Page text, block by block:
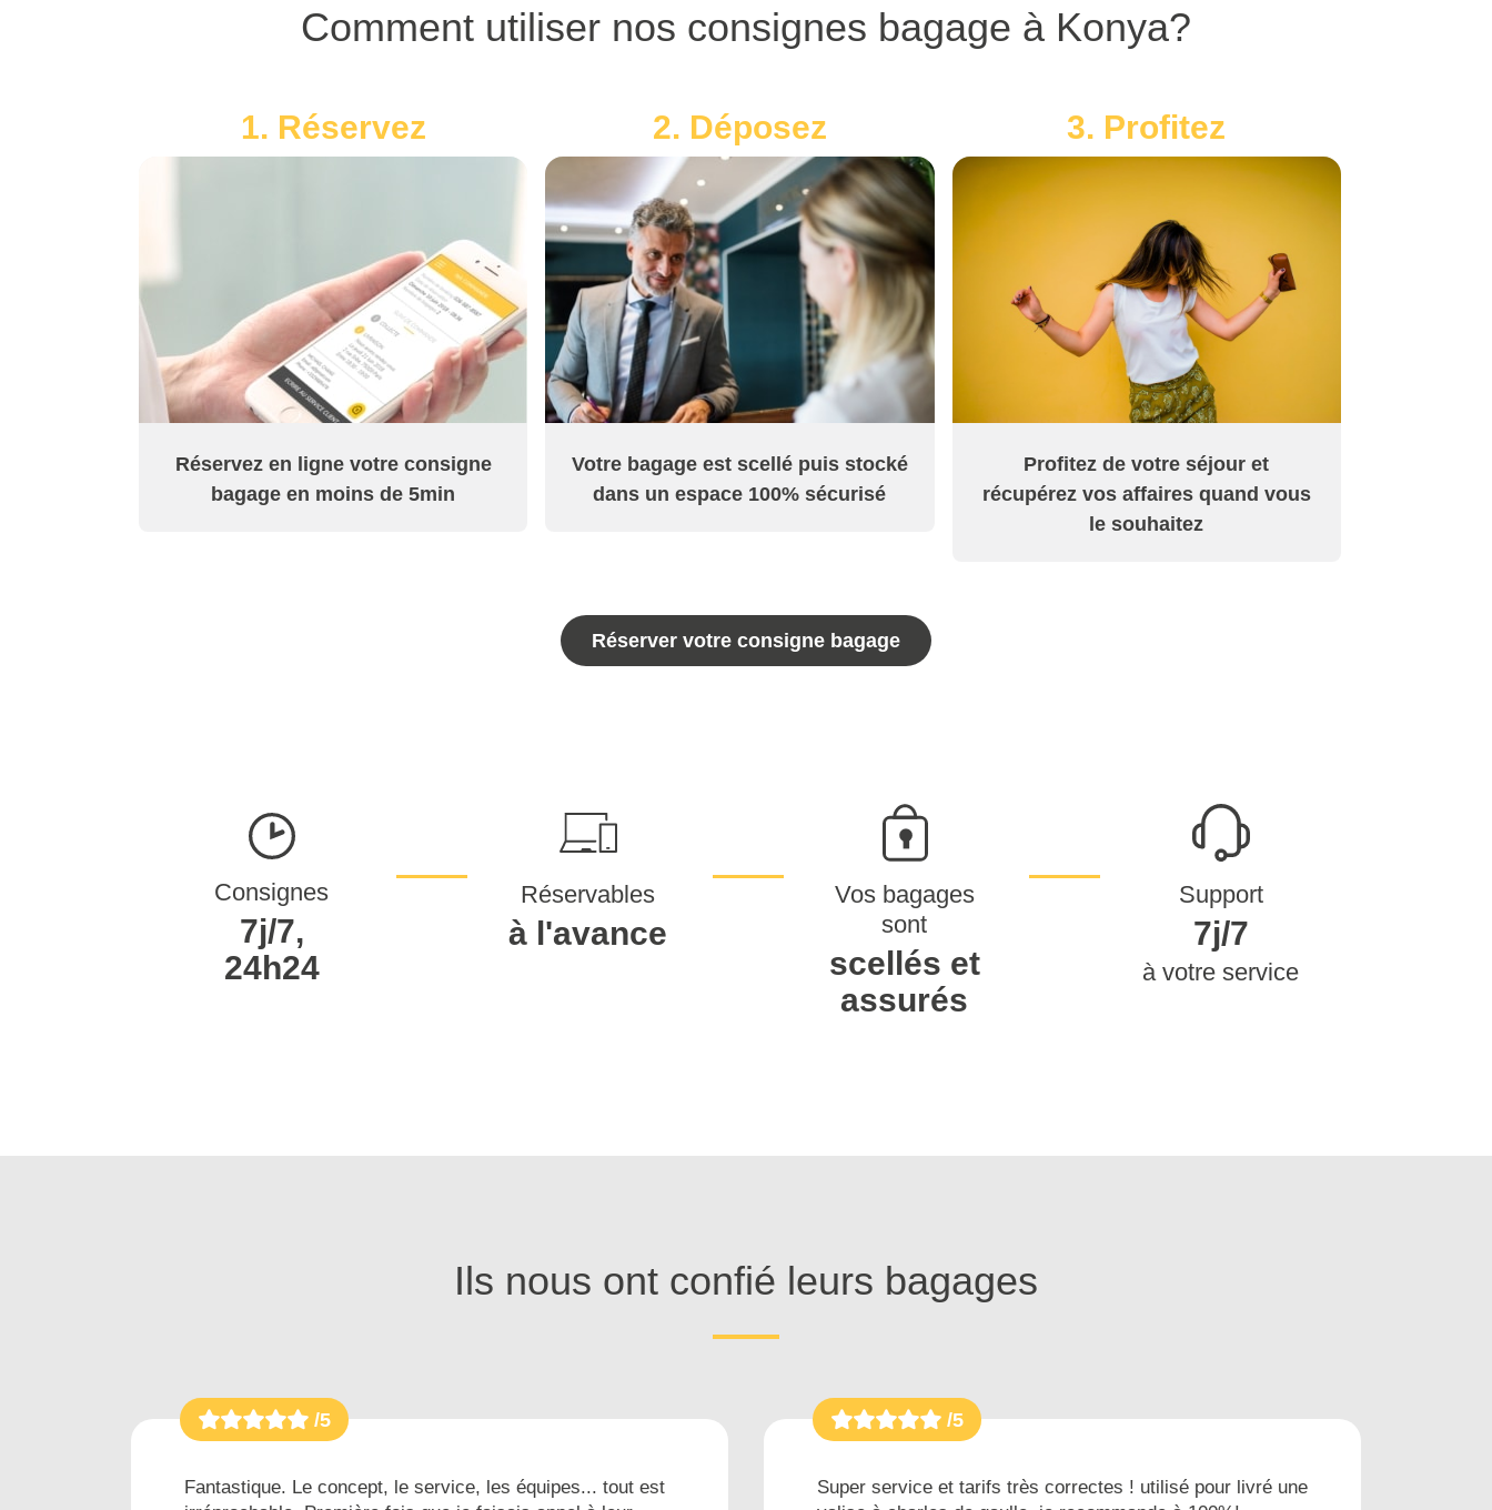
Comment utiliser nos consignes bagage à Konya?
1. Réservez
Réservez en ligne votre consigne
bagage en moins de 5min
2. Déposez
Votre bagage est scellé puis stocké
dans un espace 100% sécurisé
3. Profitez
Profitez de votre séjour et
récupérez vos affaires quand vous
le souhaitez
Réserver votre consigne bagage
Consignes
7j/7,
24h24
Réservables
à l'avance
Vos bagages
sont
scellés et
assurés
Support
7j/7
à votre service
Ils nous ont confié leurs bagages
/5
Fantastique. Le concept, le service, les équipes... tout est
/5
Super service et tarifs très correctes ! utilisé pour livré une